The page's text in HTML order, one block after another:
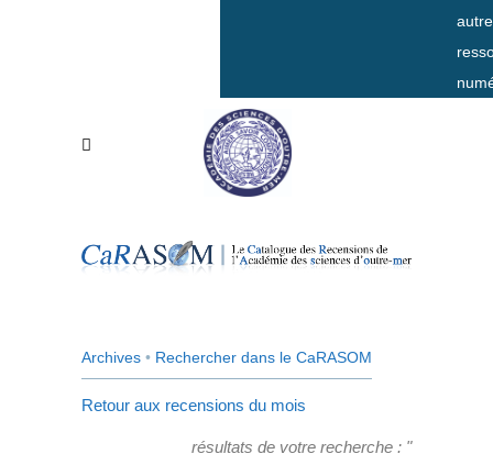
Archives • Rechercher dans le CaRASOM
Retour aux recensions du mois
résultats de votre recherche : "